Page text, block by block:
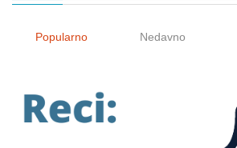
Popularno Nedavno